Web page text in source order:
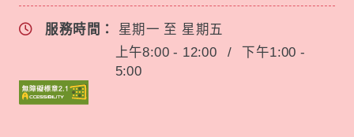
服務時間： 星期一 至 星期五
上午8:00 - 12:00
/
下午1:00 -
5:00